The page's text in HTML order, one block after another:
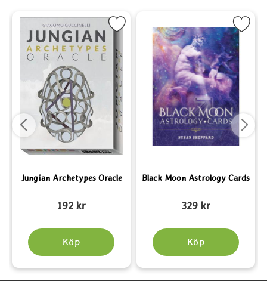
Oracle Cards som favorit
Jungian Archetypes Oracle
Art. nr 6368192 kr
Köp
Markera Jungian Archetypes Oracle som favorit
Black Moon Astrology Cards
Art. nr 5397329 kr
Köp
Markera Black Moon